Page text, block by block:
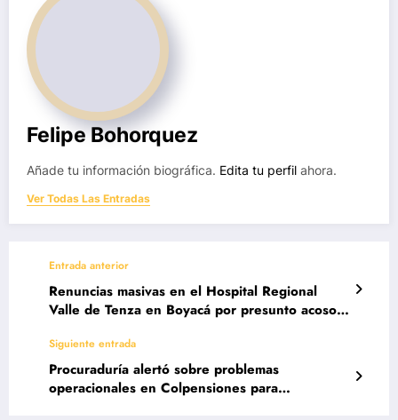
Felipe Bohorquez
Añade tu información biográfica. Edita tu perfil ahora.
Ver Todas Las Entradas
Entrada anterior
Renuncias masivas en el Hospital Regional
Valle de Tenza en Boyacá por presunto acoso
Siguiente entrada
Procuraduría alertó sobre problemas
operacionales en Colpensiones para